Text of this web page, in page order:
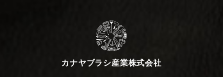
カナヤブラシ産業株式会社